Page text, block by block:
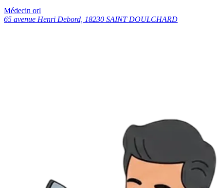
Médecin orl
65 avenue Henri Debord, 18230 SAINT DOULCHARD